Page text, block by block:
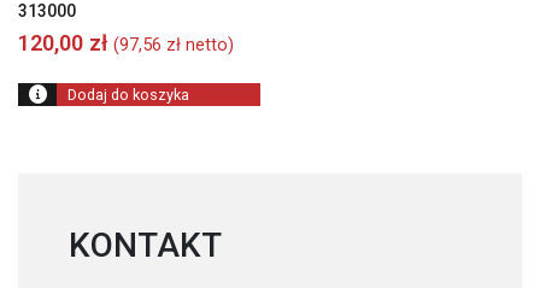
313000
120,00 zł (97,56 zł netto)
Dodaj do koszyka
KONTAKT